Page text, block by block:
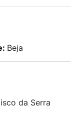
Beja
da Serra